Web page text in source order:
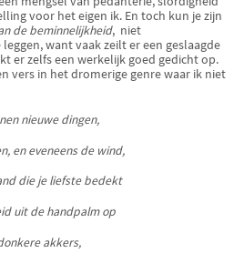
voor het eigen ik. En toch kun je zijn
de beminnelijkheid, niet
want vaak zeilt er een geslaagde
er zelfs een werkelijk goed gedicht op.
vers in het dromerige genre waar ik niet
nieuwe dingen,
en eveneens de wind,
die je liefste bedekt
uit de handpalm op
akkers,